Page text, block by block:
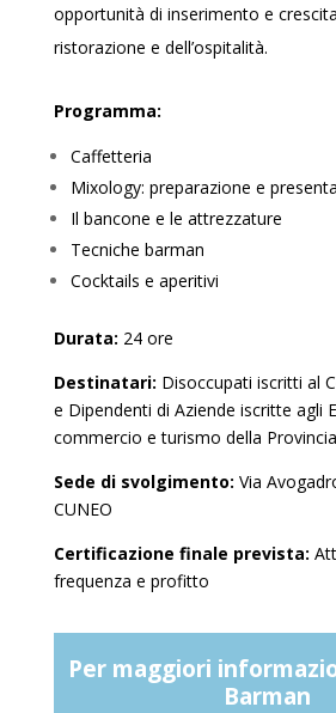
opportunità di inserimento e
ristorazione e dell’ospitalità.
Programma:
Caffetteria
Mixology: preparazione e
Il bancone e le attrezzature
Tecniche barman
Cocktails e aperitivi
Durata: 24 ore
Destinatari: Disoccupati iscritti al
e Dipendenti di Aziende iscritte agli
commercio e turismo della
Sede di svolgimento: Via
CUNEO
Certificazione finale prevista:
frequenza e profitto
Per maggiori
Barman